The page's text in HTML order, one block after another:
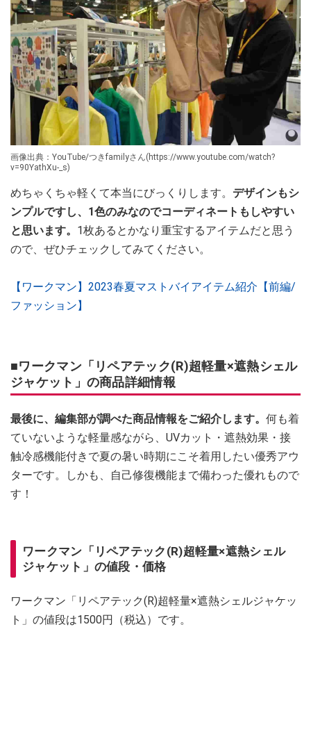
画像出典：YouTube/つきfamilyさん(https://www.youtube.com/watch?
v=90YathXu-_s)
めちゃくちゃ軽くて本当にびっくりします。 デザインもシ
ンプルですし、1色のみなのでコーディネートもしやすい
と思います。 1枚あるとかなり重宝するアイテムだと思う
ので、ぜひチェックしてみてください。
【ワークマン】2023春夏マストバイアイテム紹介【前編/
ファッション】
■ワークマン「リペアテック(R)超軽量×遮熱シェル
ジャケット」の商品詳細情報
最後に、編集部が調べた商品情報をご紹介します。 何も着
ていないような軽量感ながら、UVカット・遮熱効果・接
触冷感機能付きで夏の暑い時期にこそ着用したい優秀アウ
ターです。しかも、自己修復機能まで備わった優れもので
す！
ワークマン「リペアテック(R)超軽量×遮熱シェル
ジャケット」の値段・価格
ワークマン「リペアテック(R)超軽量×遮熱シェルジャケッ
ト」の値段は1500円（税込）です。